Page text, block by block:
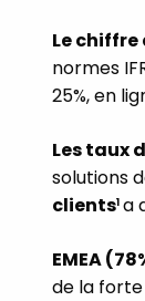
Le
normes
25%, en
Les taux
solutions
clients1 a
EMEA
de la